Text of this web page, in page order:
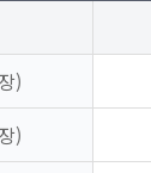
)
)